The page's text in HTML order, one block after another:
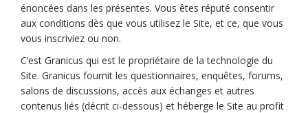
énoncées dans les présentes. Vous êtes réputé consentir
aux conditions dès que vous utilisez le Site, et ce, que vous
vous inscriviez ou non.
C’est Granicus qui est le propriétaire de la technologie du
Site. Granicus fournit les questionnaires, enquêtes, forums,
salons de discussions, accès aux échanges et autres
contenus liés (décrit ci-dessous) et héberge le Site au profit